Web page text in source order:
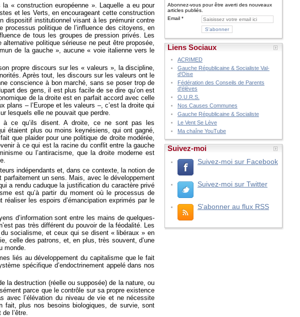
« construction européenne ». Laquelle a eu pour
et les Verts, en encourageant cette construction
dispositif institutionnel visant à les prémunir contre
processus politique de l’influence des citoyens, en
de tous les groupes de pression privés. Les
politique sérieuse ne peut être proposée,
de la gauche », aucune « voie italienne vers le
propre discours sur les « valeurs », la discipline,
Après tout, les discours sur les valeurs ont le
conscience à bon marché, sans se poser trop de
des gens, il est plus facile de se dire qu’on est
de la droite est en parfait accord avec celle
– l’Europe et les valeurs –, c’est la droite qui
lesquels elle ne pouvait que perdre.
à ce qu’ils disent. A droite, ce ne sont pas les
étaient plus ou moins keynésiens, qui ont gagné,
que plaider pour une politique de droite modérée,
à ce qui est la racine du conflit entre la gauche
ou l’antiracisme, que la droite moderne est
indépendants et, dans ce contexte, la notion de
parfaitement un sens. Mais, avec le développement
a rendu caduque la justification du caractère privé
est qu’à partir du moment où le processus de
les espoirs d’émancipation exprimés par le
d’information sont entre les mains de quelques-
pas très différent du pouvoir de la féodalité. Les
socialisme, et ceux qui se disent « libéraux » en
celle des patrons, et, en plus, très souvent, d’une
monde.
liés au développement du capitalisme que le fait
spécifique d’endoctrinement appelé dans nos
la destruction (réelle ou supposée) de la nature, ou
parce que le contrôle sur sa propre existence
avec l’élévation du niveau de vie et ne nécessite
fait, plus nos besoins biologiques, de survie, sont
l’être.
Abonnez-vous pour être averti des nouveaux
articles publiés.
Email
Liens Sociaux
ACRIMED
Gauche Républicaine & Socialiste Val-
d'Oise
Fédération des Conseils de Parents
d'élèves
O.U.R.S.
Nos Causes Communes
Gauche Républicaine & Socialiste
Le Vent Se Lève
Ma chaîne YouTube
Suivez-moi
Suivez-moi sur Facebook
Suivez-moi sur Twitter
S'abonner au flux RSS